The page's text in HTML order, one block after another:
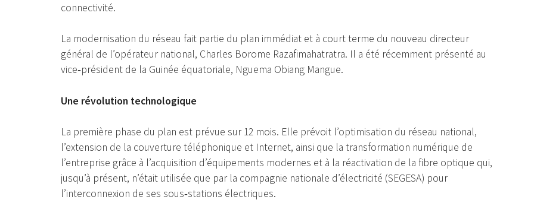
connectivité.
La modernisation du réseau fait partie du plan immédiat et à court terme du nouveau directeur
général de l’opérateur national, Charles Borome Razafimahatratra. Il a été récemment présenté au
vice‑président de la Guinée équatoriale, Nguema Obiang Mangue.
Une révolution technologique
La première phase du plan est prévue sur 12 mois. Elle prévoit l’optimisation du réseau national,
l’extension de la couverture téléphonique et Internet, ainsi que la transformation numérique de
l’entreprise grâce à l’acquisition d’équipements modernes et à la réactivation de la fibre optique qui,
jusqu’à présent, n’était utilisée que par la compagnie nationale d’électricité (SEGESA) pour
l’interconnexion de ses sous‑stations électriques.